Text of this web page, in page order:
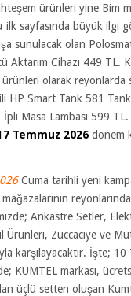
ürünleri yine Bim
ilk sayfasında büyük ilgi
sunulacak olan
Aktarım Cihazı 449 TL.
olarak reyonlarda
HP Smart Tank 581
Masa Lambası 599
Temmuz 2026 dönem
Cuma tarihli yeni
Ankastre Setler,
Ürünleri, Züccaciye ve
karşılayacaktır. İşte;
KUMTEL markası,
üçlü setten oluşan